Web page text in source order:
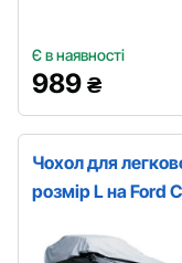
Є в наявності
989 ₴
Чохол для
розмір L на Ford